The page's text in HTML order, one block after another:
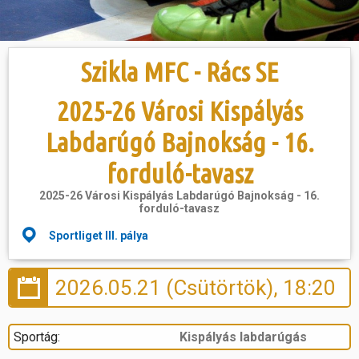
Hasznos
Szikla MFC - Rács SE
2025-26 Városi Kispályás
Labdarúgó Bajnokság - 16.
forduló-tavasz
2025-26 Városi Kispályás Labdarúgó Bajnokság - 16.
forduló-tavasz
Sportliget III. pálya
2026.05.21 (Csütörtök), 18:20
Sportág: Kispályás labdarúgás